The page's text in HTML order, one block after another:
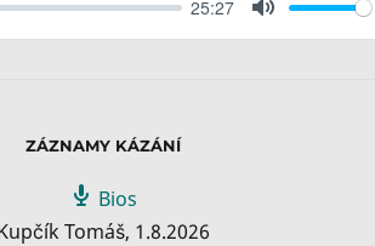
25:27
M
u
ZÁZNAMY KÁZÁNÍ
Bios
Tomáš, 1.8.2026